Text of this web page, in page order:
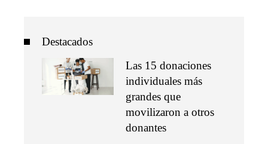
Destacados
Las 15 donaciones
individuales más
grandes que
movilizaron a otros
donantes